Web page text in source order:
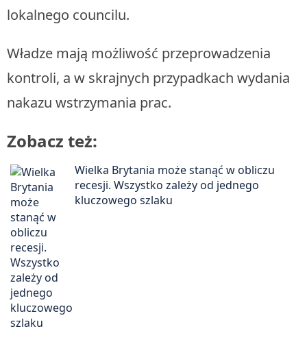
lokalnego councilu.
Władze mają możliwość przeprowadzenia
kontroli, a w skrajnych przypadkach wydania
nakazu wstrzymania prac.
Zobacz też:
Wielka Brytania może stanąć w obliczu
recesji. Wszystko zależy od jednego
kluczowego szlaku